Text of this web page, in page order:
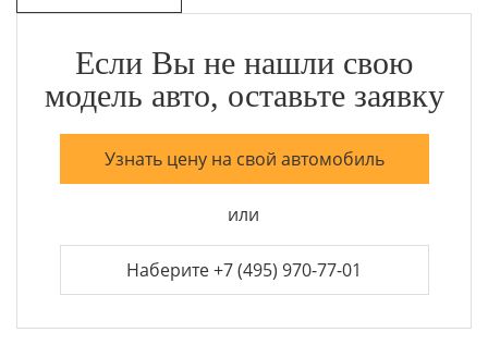
Если Вы не нашли свою
модель авто, оставьте заявку
Узнать цену на свой автомобиль
или
Наберите +7 (495) 970-77-01